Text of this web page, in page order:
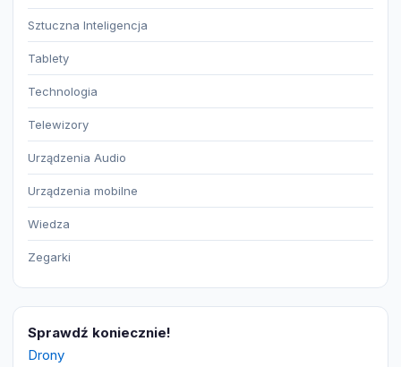
Sztuczna Inteligencja
Tablety
Technologia
Telewizory
Urządzenia Audio
Urządzenia mobilne
Wiedza
Zegarki
Sprawdź koniecznie!
Drony